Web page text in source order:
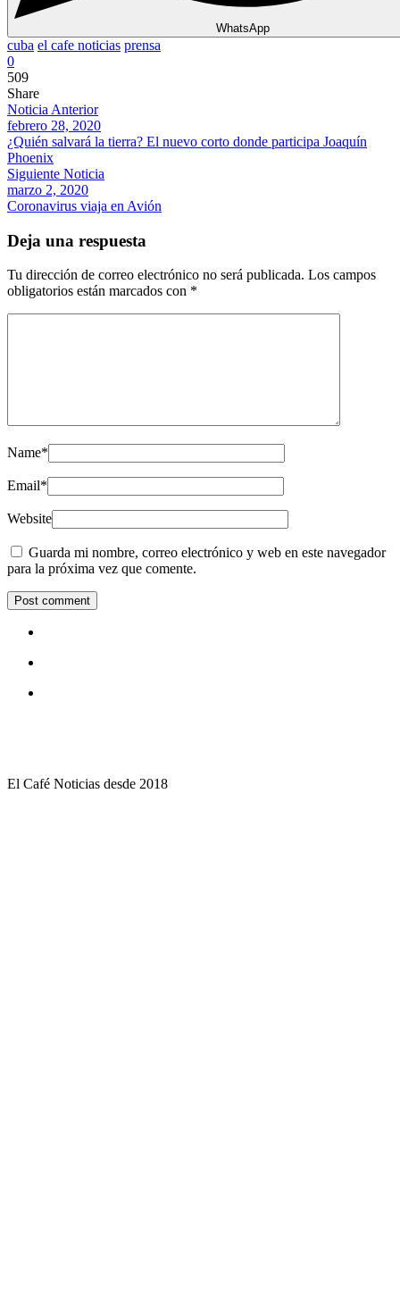
WhatsApp
cuba el cafe noticias prensa
0
509
Share
Noticia Anterior
febrero 28, 2020
¿Quién salvará la tierra? El nuevo corto donde participa Joaquín
Phoenix
Siguiente Noticia
marzo 2, 2020
Coronavirus viaja en Avión
Deja una respuesta
Tu dirección de correo electrónico no será publicada. Los campos
obligatorios están marcados con *
Name*
Email*
Website
Guarda mi nombre, correo electrónico y web en este navegador
para la próxima vez que comente.
El Café Noticias desde 2018